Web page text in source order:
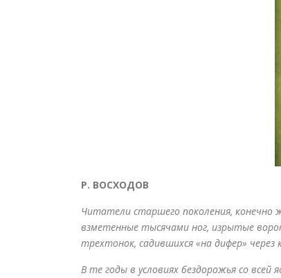
Р. ВОСХОДОВ
Читатели старшего поколения, конечно
взметенные тысячами ног, изрытые
трехтонок, садившихся «на дифер»
В те годы в условиях бездорожья со